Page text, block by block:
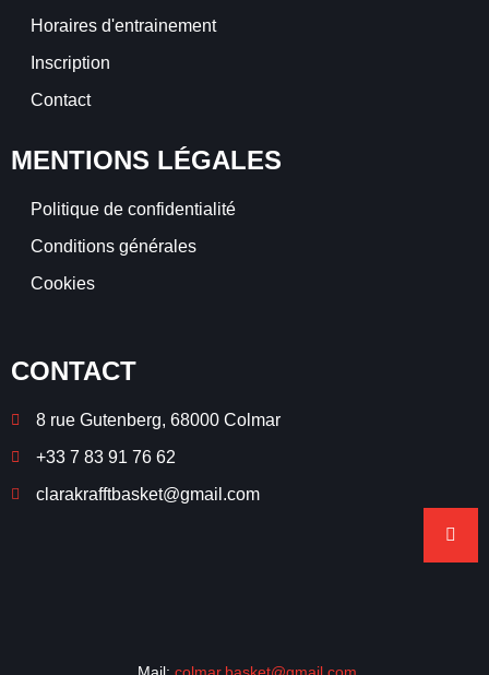
Horaires d'entrainement
Inscription
Contact
MENTIONS LÉGALES
Politique de confidentialité
Conditions générales
Cookies
CONTACT
8 rue Gutenberg, 68000 Colmar
+33 7 83 91 76 62
clarakrafftbasket@gmail.com